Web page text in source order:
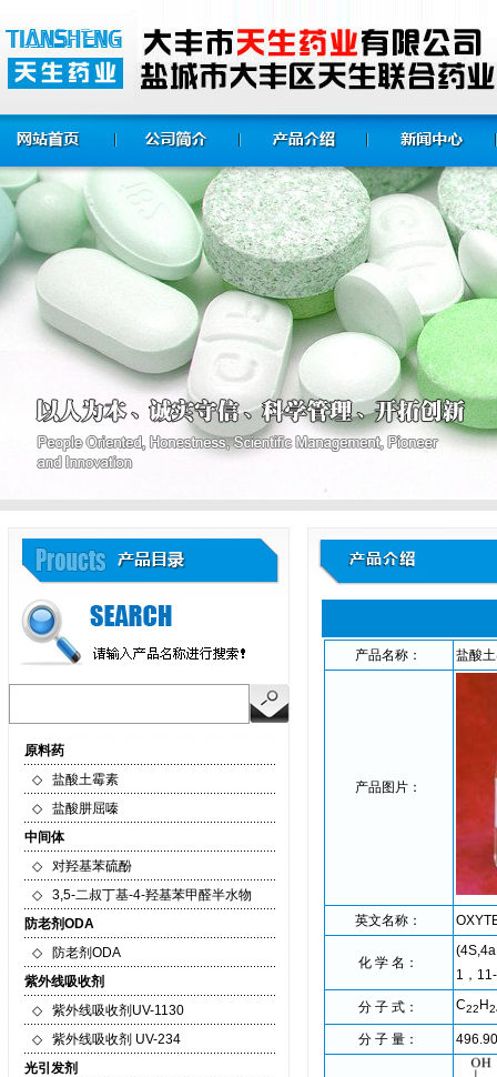
原料药
◇
盐酸土霉素
◇
盐酸肼屈嗪
中间体
◇
对羟基苯硫酚
◇
3,5-二叔丁基-4-羟基苯甲醛半水物
防老剂ODA
◇
防老剂ODA
紫外线吸收剂
◇
紫外线吸收剂UV-1130
◇
紫外线吸收剂 UV-234
光引发剂
产品名称： 盐酸
产品图片：
英文名称：
化 学 名：
1，
分 子 式： C22 H
分 子 量： 496.90